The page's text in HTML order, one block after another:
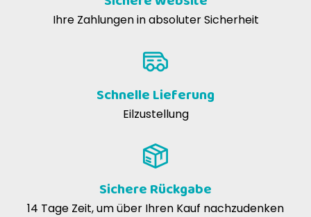
Ihre Zahlungen in absoluter Sicherheit
Schnelle Lieferung
Eilzustellung
Sichere Rückgabe
14 Tage Zeit, um über Ihren Kauf nachzudenken